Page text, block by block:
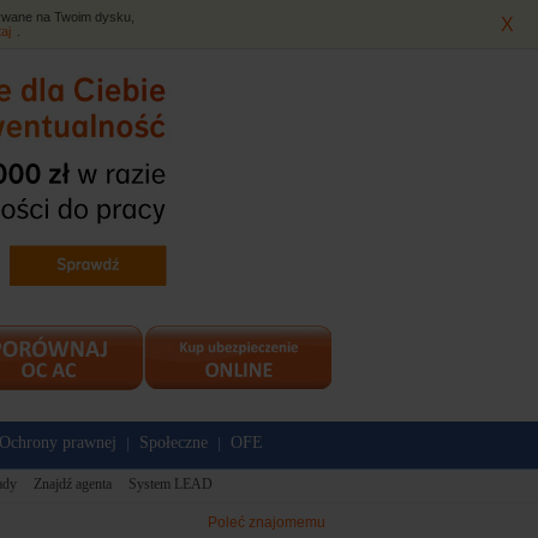
X
na Twoim dysku,
Ochrony prawnej Społeczne OFE
Znajdź agenta System LEAD
Poleć znajomemu